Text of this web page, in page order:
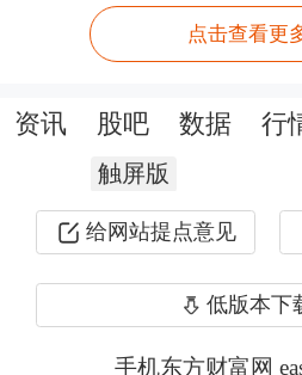
收益改善。
时市场下跌中的主流
而是逆势布局和逢低
险资管高管表示，市
没有变化，虽然短期
点击查看更
资讯 股吧 数据 行
触屏版
给网站提点意见
低版本下
手机东方财富网